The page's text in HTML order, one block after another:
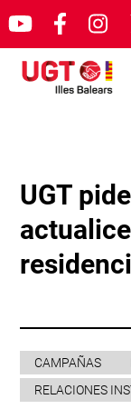
Pasar al contenido
UGT
CAMPAÑAS
RELACIONES